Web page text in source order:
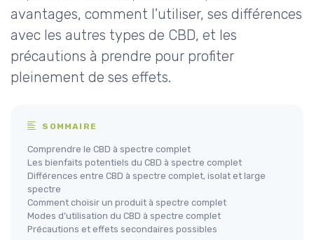
avantages, comment l'utiliser, ses différences
avec les autres types de CBD, et les
précautions à prendre pour profiter
pleinement de ses effets.
SOMMAIRE
Comprendre le CBD à spectre complet
Les bienfaits potentiels du CBD à spectre complet
Différences entre CBD à spectre complet, isolat et large
spectre
Comment choisir un produit à spectre complet
Modes d’utilisation du CBD à spectre complet
Précautions et effets secondaires possibles